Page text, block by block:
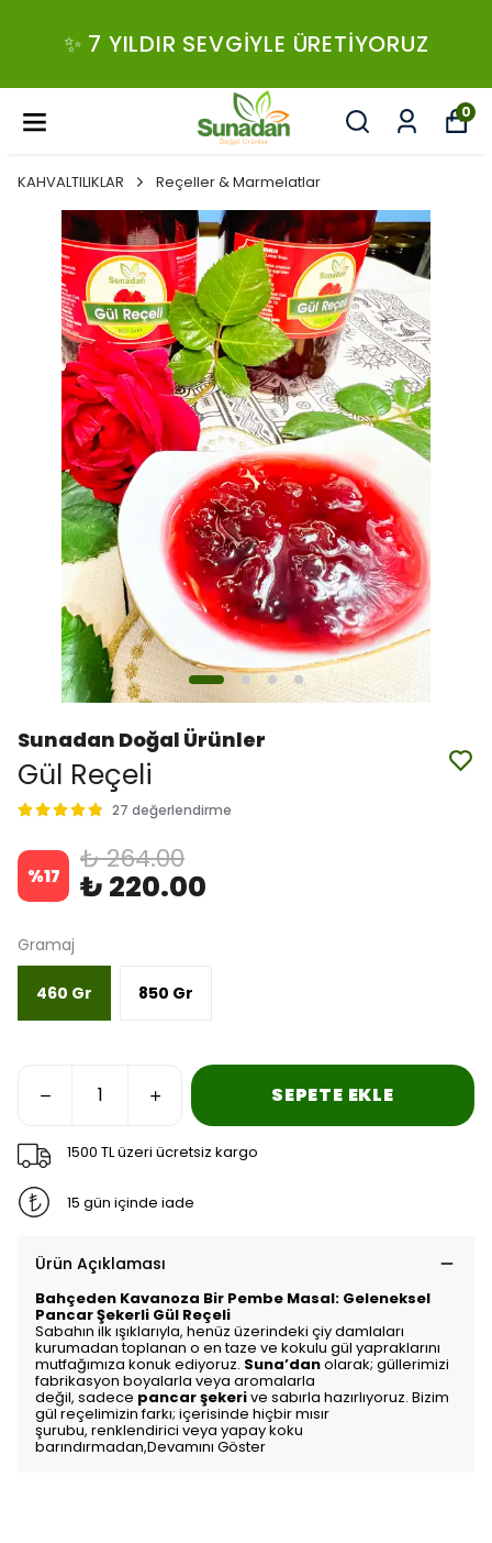
✨ 7 YILDIR SEVGIYLE ÜRETIYORUZ
0
KAHVALTILIKLAR Reçeller & Marmelatlar
Sunadan Doğal Ürünler
Gül Reçeli
27 değerlendirme
%17 ₺ 264.00
₺ 220.00
Gramaj
460 Gr 850 Gr
SEPETE EKLE
1500 TL üzeri ücretsiz kargo
15 gün içinde iade
Ürün Açıklaması
Bahçeden Kavanoza Bir Pembe Masal: Geleneksel
Pancar Şekerli Gül Reçeli
Sabahın ilk ışıklarıyla, henüz üzerindeki çiy damlaları
kurumadan toplanan o en taze ve kokulu gül yapraklarını
mutfağımıza konuk ediyoruz. Suna’danolarak; güllerimizi
fabrikasyon boyalarla veya aromalarla
değil, sadece pancar şekerive sabırla hazırlıyoruz. Bizim
gül reçelimizin farkı; içerisinde hiçbir mısır
şurubu, renklendirici veya yapay koku
barındırmadan,Devamını Göster